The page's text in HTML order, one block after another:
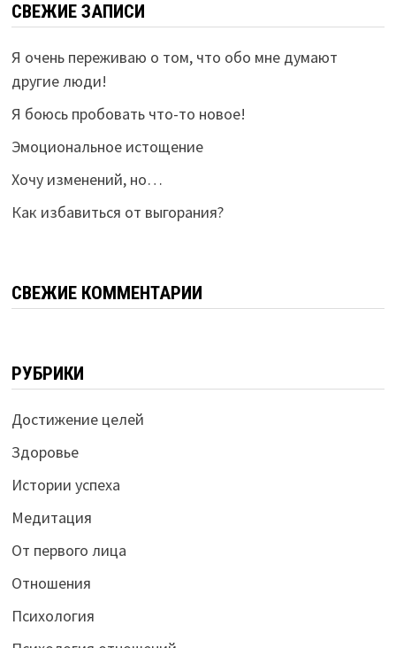
СВЕЖИЕ ЗАПИСИ
Я очень переживаю о том, что обо мне думают
другие люди!
Я боюсь пробовать что-то новое!
Эмоциональное истощение
Хочу изменений, но…
Как избавиться от выгорания?
СВЕЖИЕ КОММЕНТАРИИ
РУБРИКИ
Достижение целей
Здоровье
Истории успеха
Медитация
От первого лица
Отношения
Психология